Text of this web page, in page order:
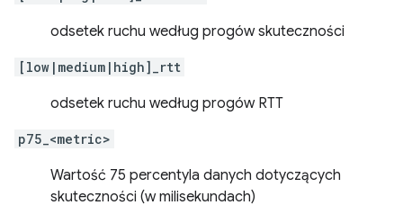
odsetek ruchu według progów skuteczności
[low|medium|high]_rtt
odsetek ruchu według progów RTT
p75_<metric>
Wartość 75 percentyla danych dotyczących
skuteczności (w milisekundach)